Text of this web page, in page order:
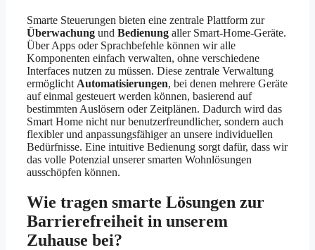
Smarte Steuerungen bieten eine zentrale Plattform zur
Überwachung und Bedienung aller Smart-Home-Geräte.
Über Apps oder Sprachbefehle können wir alle
Komponenten einfach verwalten, ohne verschiedene
Interfaces nutzen zu müssen. Diese zentrale Verwaltung
ermöglicht Automatisierungen, bei denen mehrere Geräte
auf einmal gesteuert werden können, basierend auf
bestimmten Auslösern oder Zeitplänen. Dadurch wird das
Smart Home nicht nur benutzerfreundlicher, sondern auch
flexibler und anpassungsfähiger an unsere individuellen
Bedürfnisse. Eine intuitive Bedienung sorgt dafür, dass wir
das volle Potenzial unserer smarten Wohnlösungen
ausschöpfen können.
Wie tragen smarte Lösungen zur
Barrierefreiheit in unserem
Zuhause bei?